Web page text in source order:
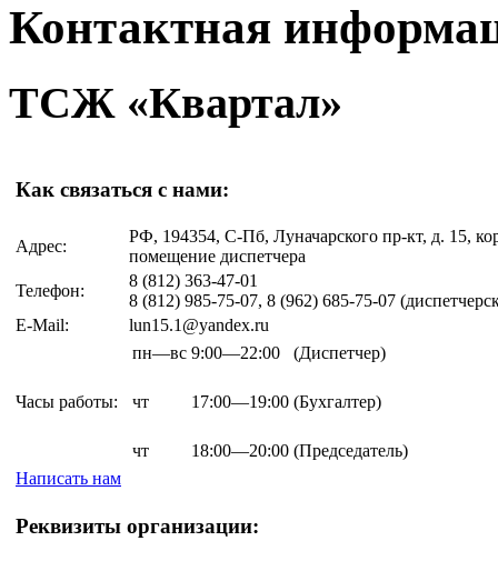
Контактная
ТСЖ «Квартал»
Как связаться с нами:
Адрес:
РФ, 194354, С-Пб, Луначарского пр-кт, д. 15,
помещение диспетчера
Телефон:
8 (812) 363-47-01
8 (812) 985-75-07, 8 (962) 685-75-07
E-Mail:
lun15.1@yandex.ru
Часы работы:
пн—вс 9:00—22:00 (Диспетчер)
чт 17:00—19:00 (Бухгалтер)
чт 18:00—20:00 (Председатель)
Написать нам
Реквизиты организации: